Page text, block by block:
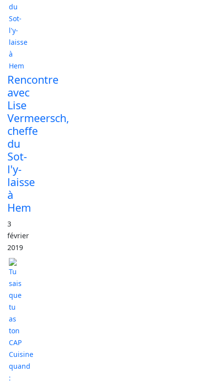
Rencontre
avec
Lise
Vermeersch,
cheffe
du
Sot-
l'y-
laisse
à
Hem
3
février
2019